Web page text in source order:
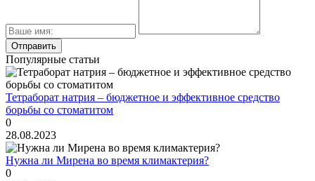
Популярные статьи
Тетраборат натрия – бюджетное и эффективное средство
борьбы со стоматитом
0
28.08.2023
Нужна ли Мирена во время климактерия?
0